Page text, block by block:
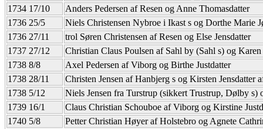
1734 17/10
Anders Pedersen af Resen og Anne Thomasdatter
1736 25/5
Niels Christensen Nybroe i Ikast s og Dorthe Marie
1736 27/11
trol Søren Christensen af Resen og Else Jensdatter
1737 27/12
Christian Claus Poulsen af Sahl by (Sahl s) og Karen
1738 8/8
Axel Pedersen af Viborg og Birthe Justdatter
1738 28/11
Christen Jensen af Hanbjerg s og Kirsten Jensdatter
1738 5/12
Niels Jensen fra Turstrup (sikkert Trustrup, Dølby s)
1739 16/1
Claus Christian Schouboe af Viborg og Kirstine
1740 5/8
Petter Christian Høyer af Holstebro og Agnete